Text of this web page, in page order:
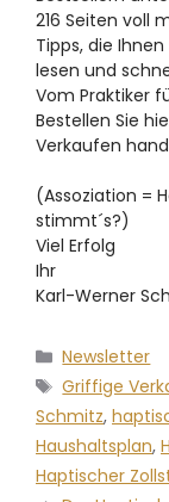
216 Seiten voll
Tipps, die
lesen und
Vom Praktiker
Bestellen Sie
Verkaufen
(Assoziation =
stimmt´s?)
Viel Erfolg
Ihr
Karl-Werner
Newsletter
Griffige
Schmitz,
Haushaltsplan,
Haptischer